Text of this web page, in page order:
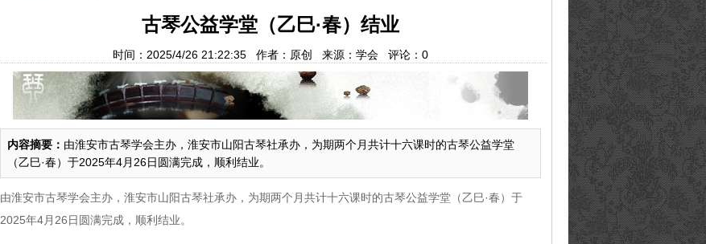
古琴公益学堂（乙巳·春）结业
时间：2025/4/26 21:22:35 作者：原创 来源：学会 评论： 0
内容摘要： 由淮安市古琴学会主办，淮安市山阳古琴社承办，为期两个月共计十六课时的古琴公益学堂
（乙巳·春）于2025年4月26日圆满完成，顺利结业。
由淮安市古琴学会主办，淮安市山阳古琴社承办，为期两个月共计十六课时的古琴公益学堂（乙巳·春）于
2025年4月26日圆满完成，顺利结业。